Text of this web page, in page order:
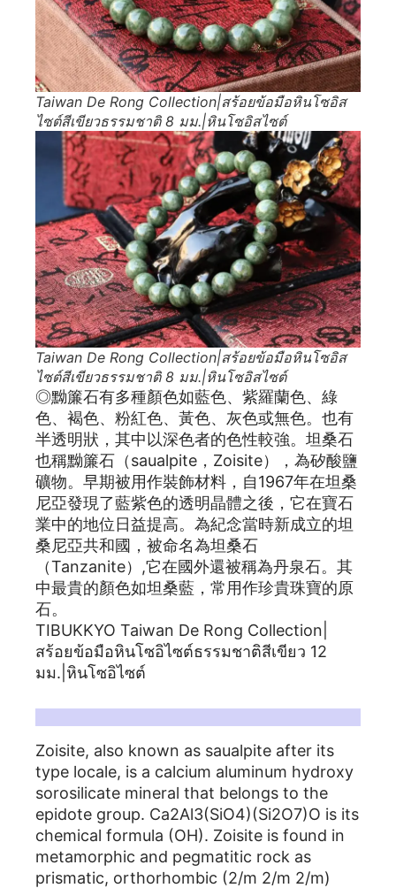
Taiwan De Rong Collection|สร้อยข้อมือหินโซอิส
ไซต์สีเขียวธรรมชาติ 8 มม.|หินโซอิสไซต์
Taiwan De Rong Collection|สร้อยข้อมือหินโซอิส
ไซต์สีเขียวธรรมชาติ 8 มม.|หินโซอิสไซต์
◎黝簾石有多種顏色如藍色、紫羅蘭色、綠
色、褐色、粉紅色、黃色、灰色或無色。也有
半透明狀，其中以深色者的色性較強。坦桑石
也稱黝簾石（saualpite，Zoisite），為矽酸鹽
礦物。早期被用作裝飾材料，自1967年在坦桑
尼亞發現了藍紫色的透明晶體之後，它在寶石
業中的地位日益提高。為紀念當時新成立的坦
桑尼亞共和國，被命名為坦桑石
（Tanzanite）,它在國外還被稱為丹泉石。其
中最貴的顏色如坦桑藍，常用作珍貴珠寶的原
石。
TIBUKKYO Taiwan De Rong Collection|
สร้อยข้อมือหินโซอิไซต์ธรรมชาติสีเขียว 12
มม.|หินโซอิไซต์
Zoisite, also known as saualpite after its
type locale, is a calcium aluminum hydroxy
sorosilicate mineral that belongs to the
epidote group. Ca2Al3(SiO4)(Si2O7)O is its
chemical formula (OH). Zoisite is found in
metamorphic and pegmatitic rock as
prismatic, orthorhombic (2/m 2/m 2/m)